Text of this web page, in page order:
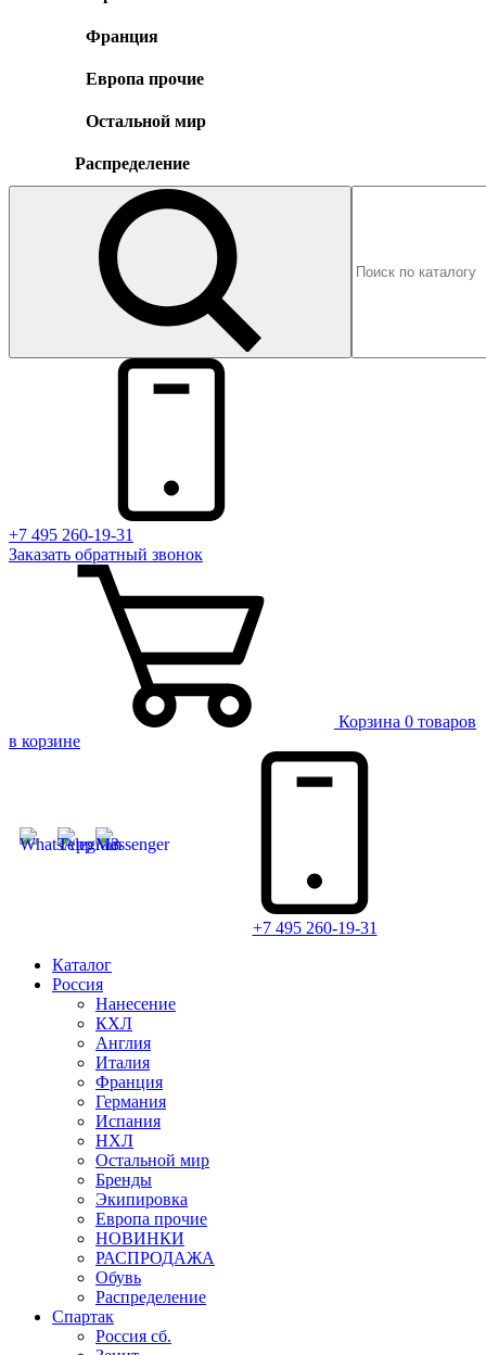
Франция
Европа прочие
Остальной мир
Распределение
+7 495 260-19-31
Заказать обратный звонок
Корзина 0 товаров
в корзине
+7 495 260-19-31
Каталог
Россия
Нанесение
КХЛ
Англия
Италия
Франция
Германия
Испания
НХЛ
Остальной мир
Бренды
Экипировка
Европа прочие
НОВИНКИ
РАСПРОДАЖА
Обувь
Распределение
Спартак
Россия сб.